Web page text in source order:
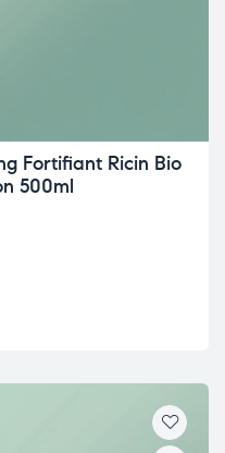
Fortifiant Ricin Bio
500ml